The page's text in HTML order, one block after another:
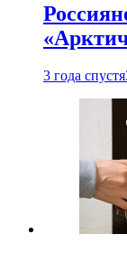
3 года спустя